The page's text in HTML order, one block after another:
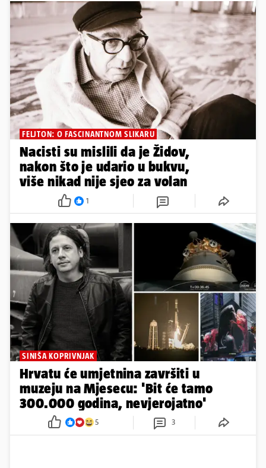
FELJTON: O FASCINANTNOM SLIKARU
Nacisti su mislili da je Židov,
nakon što je udario u bukvu,
više nikad nije sjeo za volan
1
SINIŠA KOPRIVNJAK
Hrvatu će umjetnina završiti u
muzeju na Mjesecu: 'Bit će tamo
300.000 godina, nevjerojatno'
5 3